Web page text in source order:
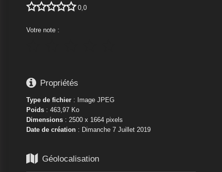
 0,0
Votre note :
 Propriétés
Type de fichier: Image JPEG
Poids: 463,97 Ko
Dimensions: 2500 x 1664 pixels
Date de création: Dimanche 7 Juillet 2019
 Géolocalisation